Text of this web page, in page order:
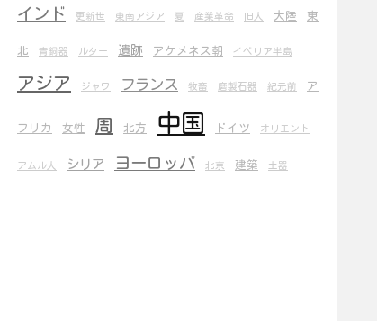
インド 更新世 東南アジア 夏 産業革命 旧人 大陸 東
北 青銅器 ルター 遺跡 アケメネス朝 イベリア半島
アジア ジャワ フランス 牧畜 磨製石器 紀元前 ア
フリカ 女性 周 北方 中国 ドイツ オリエント
アムル人 シリア ヨーロッパ 北京 建築 土器